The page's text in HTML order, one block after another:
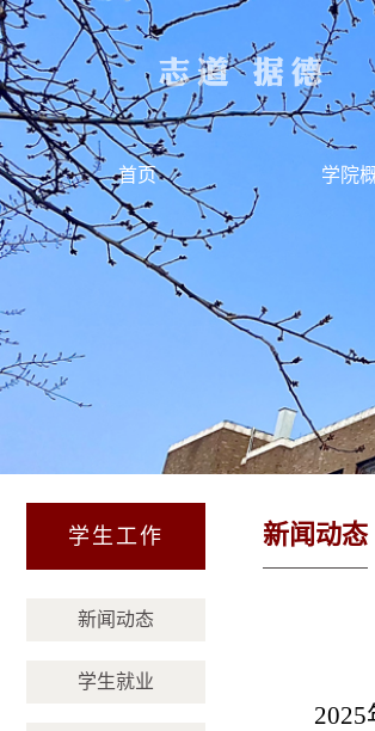
首页 学院
学生工作
新闻动态
学生就业
新闻动态